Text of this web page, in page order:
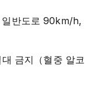
반도로 90km/h,
금지（혈중 알코